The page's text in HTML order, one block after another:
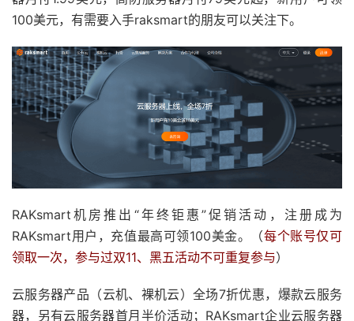
100美元，有需要入手raksmart的朋友可以关注下。
RAKsmart机房推出“年终钜惠”促销活动，注册成为
RAKsmart用户，充值最高可领100美金。（每个账号仅可
领取一次，参与过双11、黑五活动不可重复参与）
云服务器产品（云机、裸机云）全场7折优惠，爆款云服务
器，另有云服务器首月半价活动；RAKsmart企业云服务器